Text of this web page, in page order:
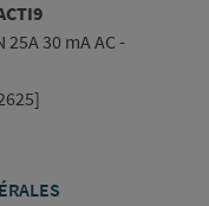
25A 30 mA AC -